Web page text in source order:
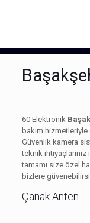
60 Elektronik
bakım
Güvenlik kamera
teknik
tamamı size özel
bizlere
Çanak Anten